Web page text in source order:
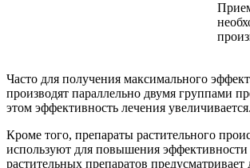
Часто для получения максимального
производят параллельно двумя группами
этом эффективность лечения увеличивается.
Кроме того, препараты растительного
используют для повышения
растительных препаратов